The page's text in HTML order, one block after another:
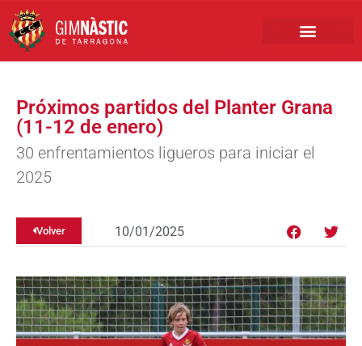
Próximos partidos del Planter Grana
(11-12 de enero)
30 enfrentamientos ligueros para iniciar el
2025
Volver 10/01/2025